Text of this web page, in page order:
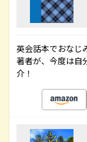
英会話本でおなじ
著者が、今度は自
介！